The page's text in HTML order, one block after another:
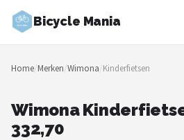
Bicycle Mania
Zoeken
NAVIGATIE
Merken
Home/Merken/Wimona/Kinderfietsen
Wimona
332,70